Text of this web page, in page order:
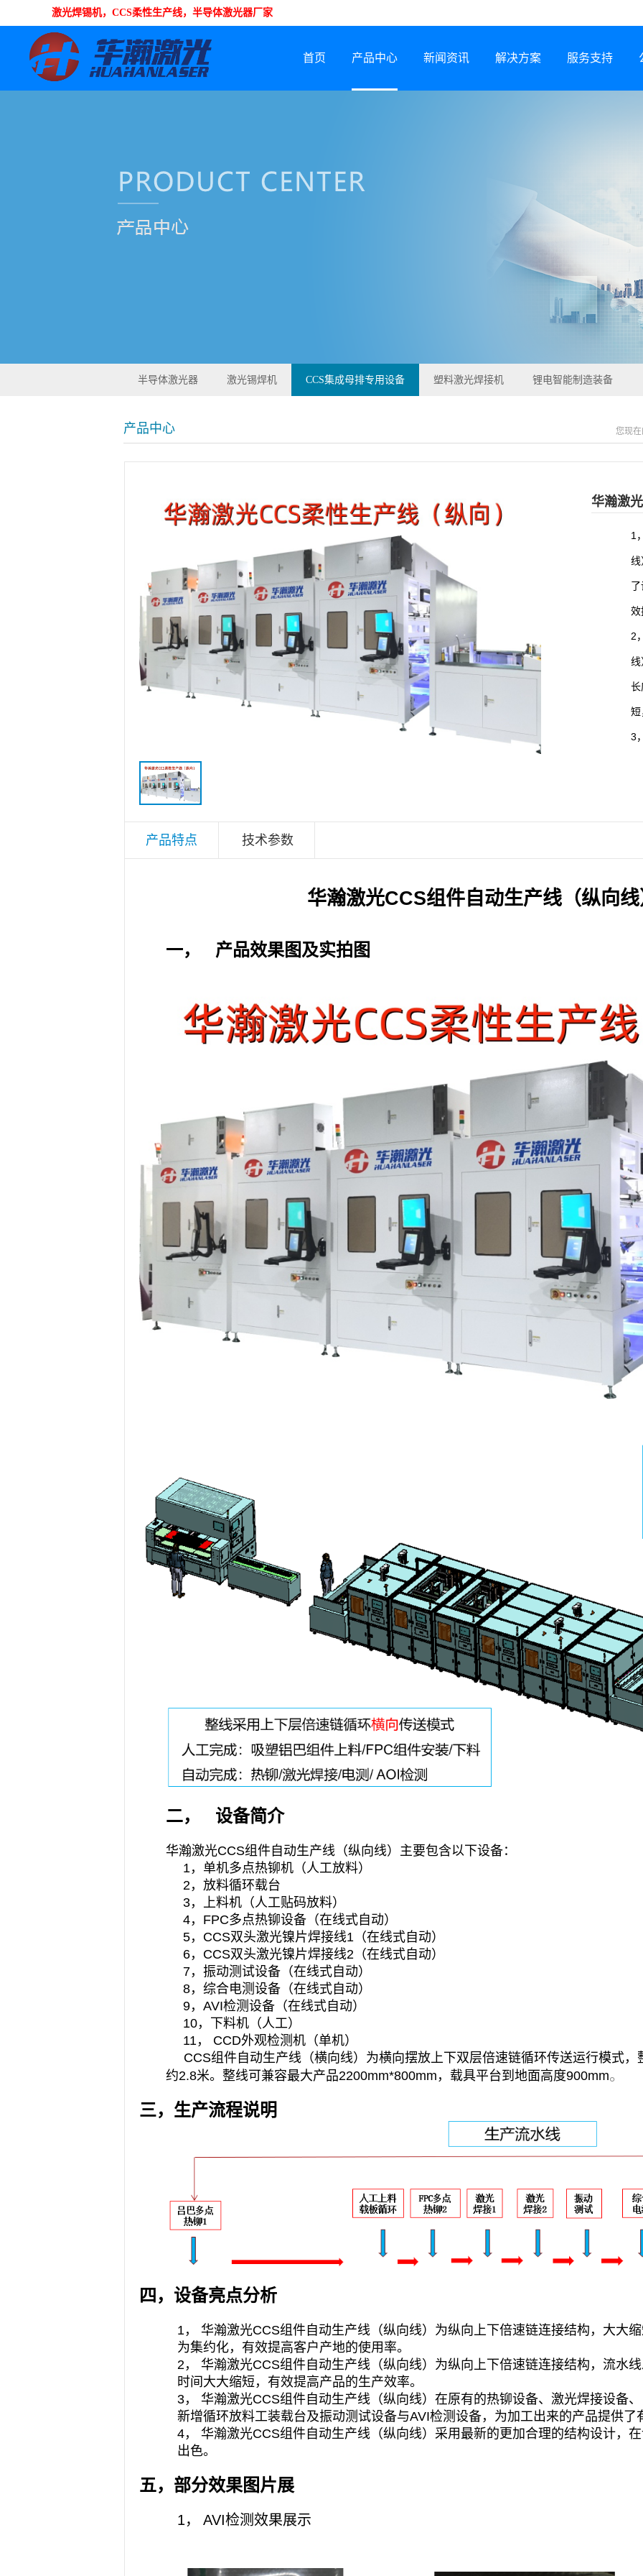
激光焊锡机，CCS柔性生产线，半导体激光器厂家
首页 产品中心
CCS集成母排专用设备
新闻资讯 解决方案 服务支持
下载中心
半导体激光器 激光锡焊机 CCS集成母排专用设备 塑料激光焊接机 锂电智能制造装备
产品中心 您现
1
线
效
2
线
长
短
3
4
线
华瀚激
产品特点 技术参数
华瀚激光CCS组件自动生产线（纵向
一， 产品效果图及实拍图
二， 设备简介
华瀚激光CCS组件自动生产线（纵向线）主要包含以下设备：
1，单机多点热铆机（人工放料）
2，放料循环载台
3，上料机（人工贴码放料）
4，FPC多点热铆设备（在线式自动）
5，CCS双头激光镍片焊接线1（在线式自动）
6，CCS双头激光镍片焊接线2（在线式自动）
7，振动测试设备（在线式自动）
8，综合电测设备（在线式自动）
9，AVI检测设备（在线式自动）
10，下料机（人工）
11， CCD外观检测机（单机）
CCS组件自动生产线（横向线）为横向摆放上下双层倍速链循环传送运行模式，
约2.8米。整线可兼容最大产品2200mm*800mm，载具平台到地面高度900mm。
三，生产流程说明
四，设备亮点分析
1，
华瀚激光CCS组件自动生产线（纵向线）为纵向上下倍速链连接结构，大大
为集约化，有效提高客户产地的使用率。
2，
华瀚激光CCS组件自动生产线（纵向线）为纵向上下倍速链连接结构，流水
时间大大缩短，有效提高产品的生产效率。
3，
华瀚激光CCS组件自动生产线（纵向线）在原有的热铆设备、激光焊接设备
新增循环放料工装载台及振动测试设备与AVI检测设备，为加工出来的产品提供了
4，
华瀚激光CCS组件自动生产线（纵向线）采用最新的更加合理的结构设计，
出色。
五，部分效果图片展
1， AVI检测效果展示